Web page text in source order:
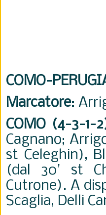
COMO-
Marcatore:
COMO (4-3-1-
Cagnano;
st Celeghin),
(dal 30' st
Cutrone). A
Scaglia, Delli